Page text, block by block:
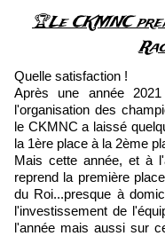
🏆Le CKMNC
Quelle satisfaction !
Après une année
l'organisation des
le CKMNC a laissé
la 1ère place à la 2ème
Mais cette année, et à
reprend la première
du Roi...presque à
l'investissement de
l'année mais aussi sur